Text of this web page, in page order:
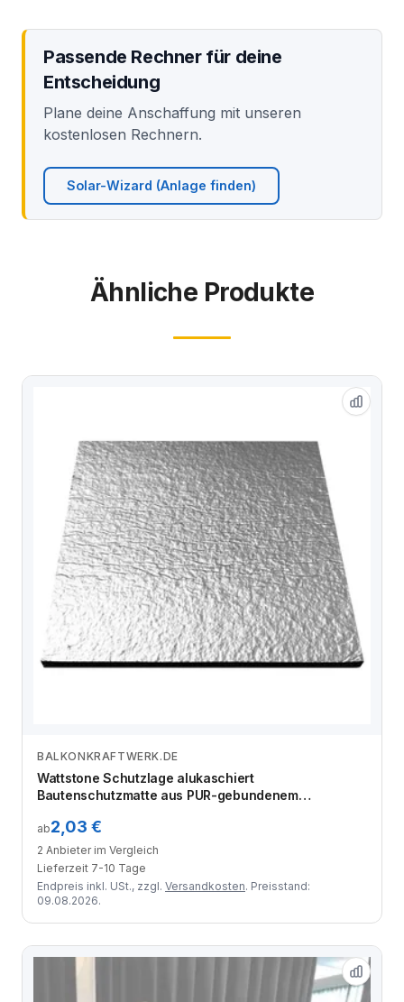
Passende Rechner für deine
Entscheidung
Plane deine Anschaffung mit unseren
kostenlosen Rechnern.
Solar-Wizard (Anlage finden)
Ähnliche Produkte
Anbieter vergleichen
BALKONKRAFTWERK.DE
Wattstone Schutzlage alukaschiert
Bautenschutzmatte aus PUR-gebundenem
ab2,03 €
2 Anbieter im Vergleich
Lieferzeit 7-10 Tage
Endpreis inkl. USt., zzgl. Versandkosten. Preisstand:
09.08.2026.